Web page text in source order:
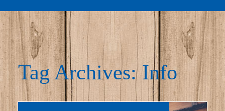
Tag Archives: Info